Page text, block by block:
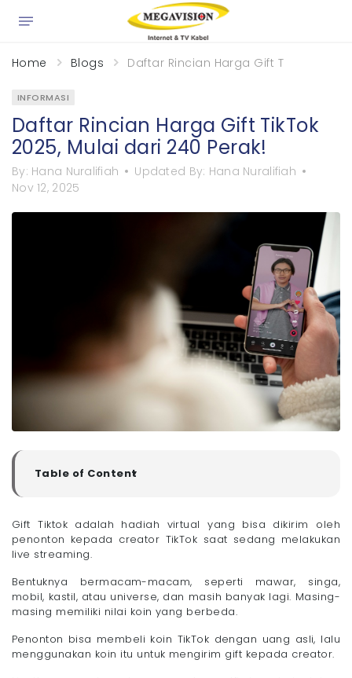
Home Blogs Daftar Rincian Harga Gift TikTok
INFORMASI
Daftar Rincian Harga Gift TikTok
2025, Mulai dari 240 Perak!
By: Hana Nuralifiah Updated By: Hana Nuralifiah
Nov 12, 2025
Table of Content
▼
- 1. Rincian Harga Gift TikTok 2025 Rp 240 (1 Koin)
- 2. Rincian Harga Gift TikTok 2025 Antara Rp 100
Ribu - Rp 1 Juta (450 - 3.999 Koin)
- 3. Rincian Harga Gift TikTok 2025 di Atas Rp 1 Juta
(10.000 - 44.999 Koin)
Nonton Live Streaming Creator Favorit Dijamin Lancar
dengan WiFi Megavision!
Gift Tiktok adalah hadiah virtual yang bisa dikirim oleh
penonton kepada creator TikTok saat sedang melakukan
live streaming.
Bentuknya bermacam-macam, seperti mawar, singa,
mobil, kastil, atau universe, dan masih banyak lagi. Masing-
masing memiliki nilai koin yang berbeda.
Penonton bisa membeli koin TikTok dengan uang asli, lalu
menggunakan koin itu untuk mengirim gift kepada creator.